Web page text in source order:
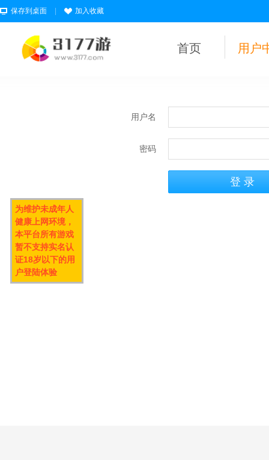
保存到桌面 加入收藏
首页 用户
用户名
密码
为维护未成年人
健康上网环境，
本平台所有游戏
暂不支持实名认
证18岁以下的用
户登陆体验